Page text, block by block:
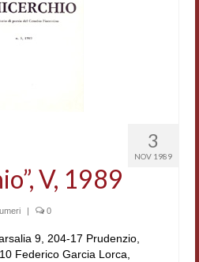
3
NOV 1989
V, 1989
| 0
9, 204-17 Prudenzio,
Federico Garcia Lorca,